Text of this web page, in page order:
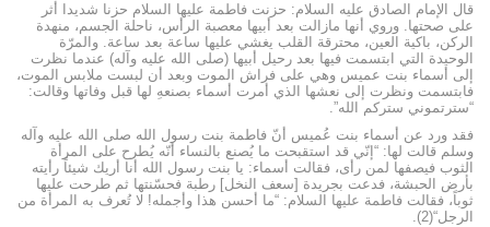
قال الإمام الصادق عليه السلام: حزنت فاطمة عليها السلام حزنا شديدا أثر
على صحتها. وروي أنها مازالت بعد أبيها معصبة الرأس، ناحلة الجسم، منهدة
الركن، باكية العين، محترقة القلب يغشي عليها ساعة بعد ساعة. والمرّة
الوحيدة التي ابتسمت فيها بعد رحيل أبيها (صلى الله عليه وآله) عندما نظرت
إلى أسماء بنت عميس وهي على فراش الموت وبعد أن لبست ملابس الموت،
فابتسمت ونظرت إلى نعشها الذي أمرت أسماء بصنعهِ لها قبل وفاتها وقالت:
“سترتموني ستركم الله”.
فقد ورد عن أسماء بنت عُميس أنّ فاطمة بنت رسول الله صلى الله عليه وآله
وسلم قالت لها: “إنّي قد استقبحت ما يُصنع بالنساء أنّه يُطرح على المرأة
الثوب فيصفها لمن رأى، فقالت أسماء: يا بنت رسول الله أنا أريك شيئاً رأيته
بأرض الحبشة، فدعت بجريدة [سعف النخل] رطبة فحسّنتها ثم طرحت عليها
ثوباً، فقالت فاطمة عليها السلام: “ما أحسن هذا وأجمله! لا تُعرف به المرأة من
الرجل“(2).